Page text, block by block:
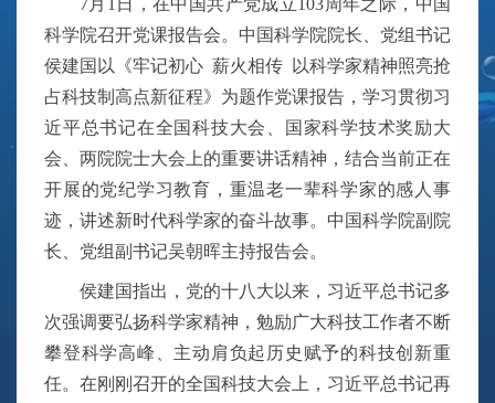
7月1日，在中国共产党成立103周年之际，中国
科学院召开党课报告会。中国科学院院长、党组书记
侯建国以《牢记初心 薪火相传
以科学家精神照亮抢
占科技制高点新征程》为题作党课报告，学习贯彻习
近平总书记在全国科技大会、国家科学技术奖励大
会、两院院士大会上的重要讲话精神，结合当前正在
开展的党纪学习教育，重温老一辈科学家的感人事
迹，讲述新时代科学家的奋斗故事。中国科学院副院
长、党组副书记吴朝晖主持报告会。
侯建国指出，党的十八大以来，习近平总书记多
次强调要弘扬科学家精神，勉励广大科技工作者不断
攀登科学高峰、主动肩负起历史赋予的科技创新重
任。在刚刚召开的全国科技大会上，习近平总书记再